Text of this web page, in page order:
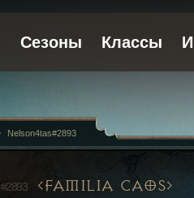
#2893 FAMILIA CAOS
Nelson4tas#2893